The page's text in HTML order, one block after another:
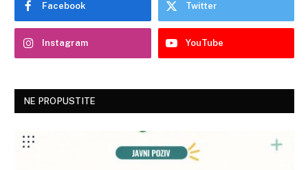
Facebook Twitter
Instagram YouTube
NE PROPUSTITE